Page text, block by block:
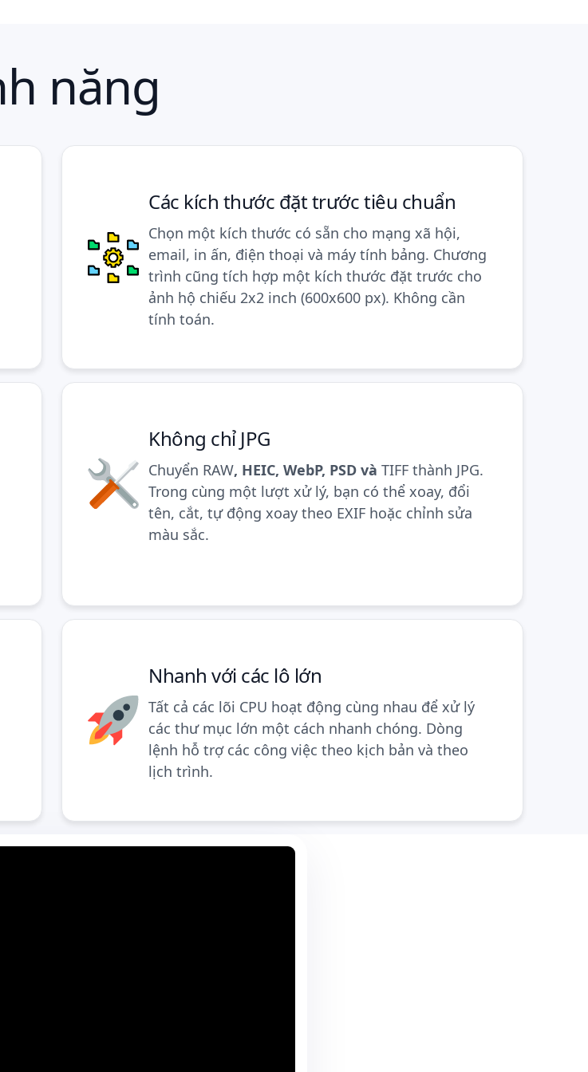
năng
Các kích thước đặt trước tiêu chuẩn
Chọn một kích thước có sẵn cho mạng xã hội,
email, in ấn, điện thoại và máy tính bảng. Chương
trình cũng tích hợp một kích thước đặt trước cho
ảnh hộ chiếu 2x2 inch (600x600 px). Không cần
tính toán.
Không chỉ JPG
Chuyển RAW, HEIC, WebP, PSD và TIFF thành JPG.
Trong cùng một lượt xử lý, bạn có thể xoay, đổi
tên, cắt, tự động xoay theo EXIF hoặc chỉnh sửa
màu sắc.
Nhanh với các lô lớn
Tất cả các lõi CPU hoạt động cùng nhau để xử lý
các thư mục lớn một cách nhanh chóng. Dòng
lệnh hỗ trợ các công việc theo kịch bản và theo
lịch trình.